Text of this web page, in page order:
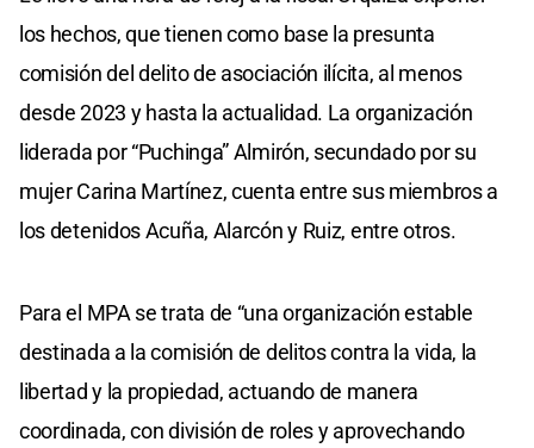
los hechos, que tienen como base la presunta
comisión del delito de asociación ilícita, al menos
desde 2023 y hasta la actualidad. La organización
liderada por “Puchinga” Almirón, secundado por su
mujer Carina Martínez, cuenta entre sus miembros a
los detenidos Acuña, Alarcón y Ruiz, entre otros.
Para el MPA se trata de “una organización estable
destinada a la comisión de delitos contra la vida, la
libertad y la propiedad, actuando de manera
coordinada, con división de roles y aprovechando